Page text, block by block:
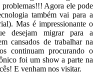
problemas!!! Agora ele pode
também vai para a
Mas é impressionante o
desejam migrar para a
cansados de trabalhar na
continuam procurando o
foi um show a parte na
E venham nos visitar.